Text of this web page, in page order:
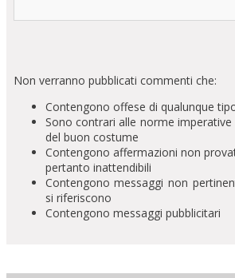
Non verranno pubblicati commenti che:
Contengono offese di qualunque
Sono contrari alle norme imperative
del buon costume
Contengono affermazioni non
pertanto inattendibili
Contengono messaggi non
si riferiscono
Contengono messaggi pubblicitari